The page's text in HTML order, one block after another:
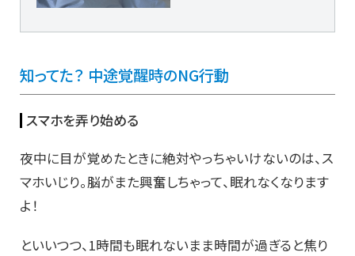
知ってた？ 中途覚醒時のNG行動
スマホを弄り始める
夜中に目が覚めたときに絶対やっちゃいけないのは、ス
マホいじり。脳がまた興奮しちゃって、眠れなくなります
よ！
といいつつ、1時間も眠れないまま時間が過ぎると焦り